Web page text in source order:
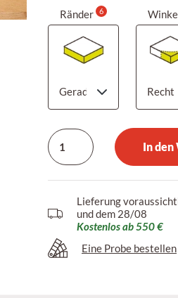
Ränder 6
In den
Lieferung
und dem 28/08
Kostenlos ab 550 €
Eine Probe bestellen